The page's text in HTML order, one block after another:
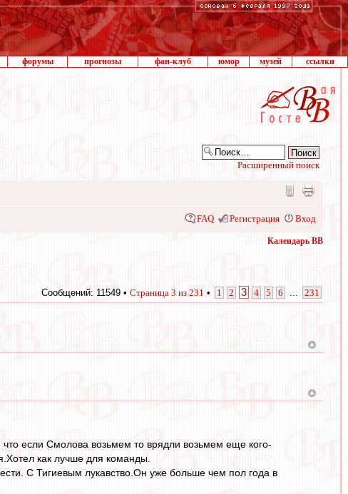
форумы прогнозы фан-клуб юмор музей ссылки
Расширенный поиск
FAQ Регистрация Вход
Календарь ВВ
Сообщений: 11549 • Страница 3 из 231 • 1 2 3 4 5 6 231
что если Смолова возьмем то врядли возьмем еще кого-
как лучше для команды.
С Тигиевым лукавство.Он уже больше чем пол года в